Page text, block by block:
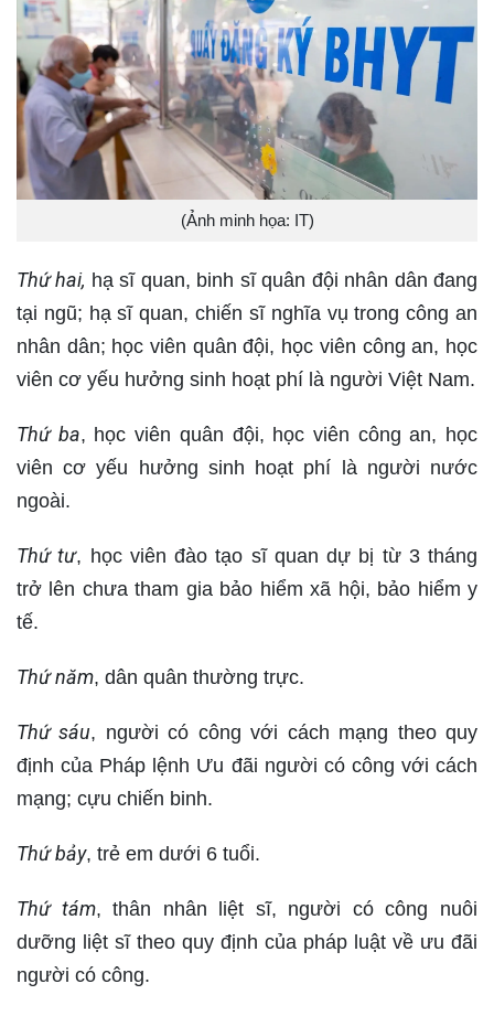
(Ảnh minh họa: IT)
Thứ hai, hạ sĩ quan, binh sĩ quân đội nhân dân đang
tại ngũ; hạ sĩ quan, chiến sĩ nghĩa vụ trong công an
nhân dân; học viên quân đội, học viên công an, học
viên cơ yếu hưởng sinh hoạt phí là người Việt Nam.
Thứ ba, học viên quân đội, học viên công an, học
viên cơ yếu hưởng sinh hoạt phí là người nước
ngoài.
Thứ tư, học viên đào tạo sĩ quan dự bị từ 3 tháng
trở lên chưa tham gia bảo hiểm xã hội, bảo hiểm y
tế.
Thứ năm, dân quân thường trực.
Thứ sáu, người có công với cách mạng theo quy
định của Pháp lệnh Ưu đãi người có công với cách
mạng; cựu chiến binh.
Thứ bảy, trẻ em dưới 6 tuổi.
Thứ tám, thân nhân liệt sĩ, người có công nuôi
dưỡng liệt sĩ theo quy định của pháp luật về ưu đãi
người có công.